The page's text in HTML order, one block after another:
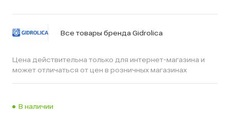
Все товары бренда Gidrolica
Цена действительна только для интернет-магазина и
может отличаться от цен в розничных магазинах
В наличии